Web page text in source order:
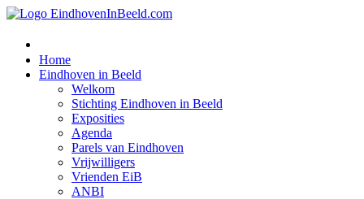
Home
Eindhoven in Beeld
Welkom
Stichting Eindhoven in Beeld
Exposities
Agenda
Parels van Eindhoven
Vrijwilligers
Vrienden EiB
ANBI